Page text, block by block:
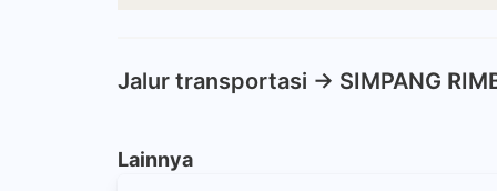
Jalur transportasi -> SIMPANG
Lainnya